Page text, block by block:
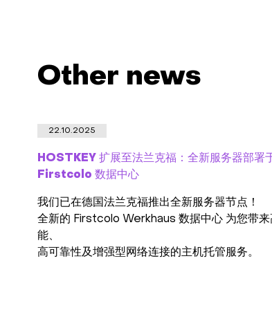
Other news
22.10.2025
HOSTKEY 扩展至法兰克福：全新服务器部署
Firstcolo 数据中心
我们已在德国法兰克福推出全新服务器节点！
全新的 Firstcolo Werkhaus 数据中心 为您带来
能、
高可靠性及增强型网络连接的主机托管服务。